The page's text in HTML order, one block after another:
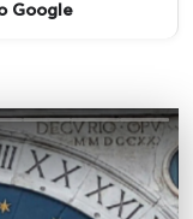
Google